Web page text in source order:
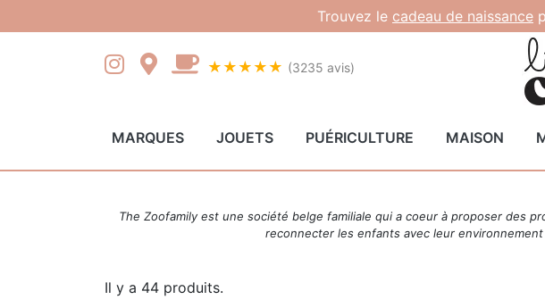
Trouvez le cadeau de naissance
★★★★★ (3235 avis)
MARQUES JOUETS PUÉRICULTURE MAISON
The Zoofamily est une société belge familiale qui a coeur à proposer des
reconnecter les enfants avec leur
Il y a 44 produits.